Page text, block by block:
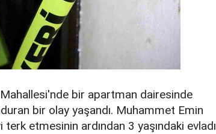
Mahallesi'nde bir apartman dairesinde
bir olay yaşandı. Muhammet Emin
etmesinin ardından 3 yaşındaki evladı